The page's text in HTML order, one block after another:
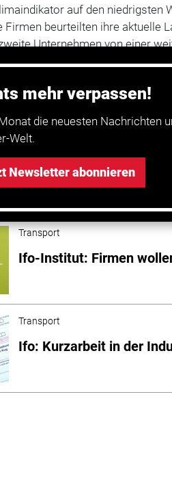
mehr verpassen!
die neuesten Nachrichten
Welt.
Newsletter abonnieren
auf den niedrigsten
Firmen beurteilten ihre aktuelle
Unternehmen von einer
den kommenden Monaten aus.
Thema entdecken
Transport
Atradius-Umfrage:
pessimistisch nach vorn
Transport
Ifo-Institut: Firmen
Transport
Ifo: Kurzarbeit in der